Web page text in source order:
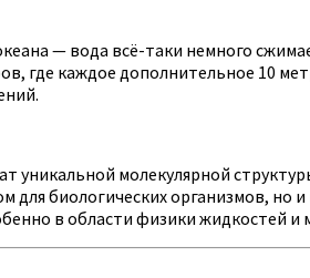
— вода всё-таки немного
где каждое дополнительное 10
молекулярной
биологических организмов, но
в области физики жидкостей и